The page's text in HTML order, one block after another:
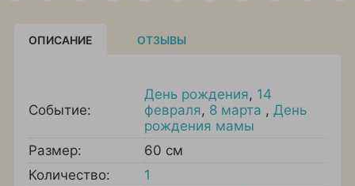
ОПИСАНИЕ ОТЗЫВЫ
Событие:
День рождения, 14
февраля, 8 марта , День
рождения мамы
Размер:
60 см
Количество:
1